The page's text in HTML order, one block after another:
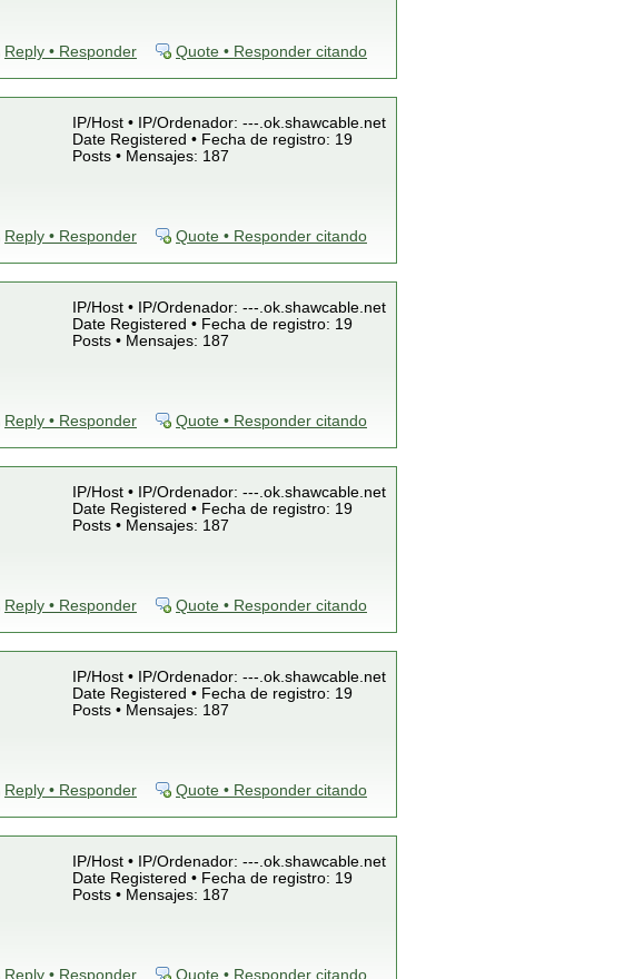
Reply • Responder Quote • Responder citando
IP/Host • IP/Ordenador: ---.ok.shawcable.net
Date Registered • Fecha de registro: 19
Posts • Mensajes: 187
Reply • Responder Quote • Responder citando
IP/Host • IP/Ordenador: ---.ok.shawcable.net
Date Registered • Fecha de registro: 19
Posts • Mensajes: 187
Reply • Responder Quote • Responder citando
IP/Host • IP/Ordenador: ---.ok.shawcable.net
Date Registered • Fecha de registro: 19
Posts • Mensajes: 187
Reply • Responder Quote • Responder citando
IP/Host • IP/Ordenador: ---.ok.shawcable.net
Date Registered • Fecha de registro: 19
Posts • Mensajes: 187
Reply • Responder Quote • Responder citando
IP/Host • IP/Ordenador: ---.ok.shawcable.net
Date Registered • Fecha de registro: 19
Posts • Mensajes: 187
Reply • Responder Quote • Responder citando